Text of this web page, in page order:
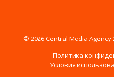
© 2026 Central Media
Политика
Условия